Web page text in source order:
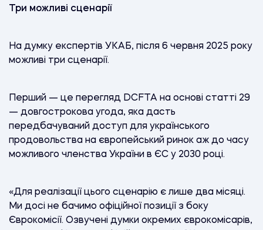
Три можливі сценарії
На думку експертів УКАБ, після 6 червня 2025 року
можливі три сценарії.
Перший — це перегляд DCFTA на основі статті 29
— довгострокова угода, яка дасть
передбачуваний доступ для українського
продовольства на європейський ринок аж до часу
можливого членства України в ЄС у 2030 році.
«Для реалізації цього сценарію є лише два місяці.
Ми досі не бачимо офіційної позиції з боку
Єврокомісії. Озвучені думки окремих єврокомісарів,